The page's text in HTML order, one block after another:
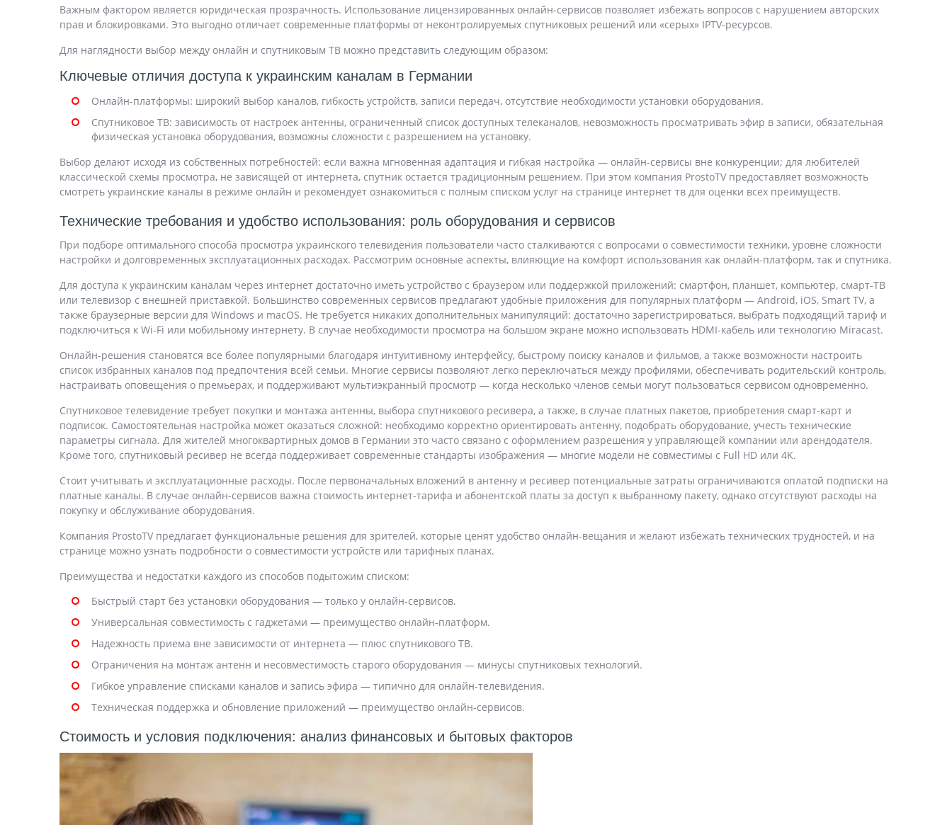
Важным фактором является юридическая прозрачность. Использование лицензированных онлайн-сервисов позволяет избежать вопросов с нарушением авторских
прав и блокировками. Это выгодно отличает современные платформы от неконтролируемых спутниковых решений или «серых» IPTV-ресурсов.
Для наглядности выбор между онлайн и спутниковым ТВ можно представить следующим образом:
Ключевые отличия доступа к украинским каналам в Германии
Онлайн-платформы: широкий выбор каналов, гибкость устройств, записи передач, отсутствие необходимости установки оборудования.
Спутниковое ТВ: зависимость от настроек антенны, ограниченный список доступных телеканалов, невозможность просматривать эфир в записи, обязательная
физическая установка оборудования, возможны сложности с разрешением на установку.
Выбор делают исходя из собственных потребностей: если важна мгновенная адаптация и гибкая настройка — онлайн-сервисы вне конкуренции; для любителей
классической схемы просмотра, не зависящей от интернета, спутник остается традиционным решением. При этом компания ProstoTV предоставляет возможность
смотреть украинские каналы в режиме онлайн и рекомендует ознакомиться с полным списком услуг на странице интернет тв для оценки всех преимуществ.
Технические требования и удобство использования: роль оборудования и сервисов
При подборе оптимального способа просмотра украинского телевидения пользователи часто сталкиваются с вопросами о совместимости техники, уровне сложности
настройки и долговременных эксплуатационных расходах. Рассмотрим основные аспекты, влияющие на комфорт использования как онлайн-платформ, так и спутника.
Для доступа к украинским каналам через интернет достаточно иметь устройство с браузером или поддержкой приложений: смартфон, планшет, компьютер, смарт-ТВ
или телевизор с внешней приставкой. Большинство современных сервисов предлагают удобные приложения для популярных платформ — Android, iOS, Smart TV, а
также браузерные версии для Windows и macOS. Не требуется никаких дополнительных манипуляций: достаточно зарегистрироваться, выбрать подходящий тариф и
подключиться к Wi-Fi или мобильному интернету. В случае необходимости просмотра на большом экране можно использовать HDMI-кабель или технологию Miracast.
Онлайн-решения становятся все более популярными благодаря интуитивному интерфейсу, быстрому поиску каналов и фильмов, а также возможности настроить
список избранных каналов под предпочтения всей семьи. Многие сервисы позволяют легко переключаться между профилями, обеспечивать родительский контроль,
настраивать оповещения о премьерах, и поддерживают мультиэкранный просмотр — когда несколько членов семьи могут пользоваться сервисом одновременно.
Спутниковое телевидение требует покупки и монтажа антенны, выбора спутникового ресивера, а также, в случае платных пакетов, приобретения смарт-карт и
подписок. Самостоятельная настройка может оказаться сложной: необходимо корректно ориентировать антенну, подобрать оборудование, учесть технические
параметры сигнала. Для жителей многоквартирных домов в Германии это часто связано с оформлением разрешения у управляющей компании или арендодателя.
Кроме того, спутниковый ресивер не всегда поддерживает современные стандарты изображения — многие модели не совместимы с Full HD или 4K.
Стоит учитывать и эксплуатационные расходы. После первоначальных вложений в антенну и ресивер потенциальные затраты ограничиваются оплатой подписки на
платные каналы. В случае онлайн-сервисов важна стоимость интернет-тарифа и абонентской платы за доступ к выбранному пакету, однако отсутствуют расходы на
покупку и обслуживание оборудования.
Компания ProstoTV предлагает функциональные решения для зрителей, которые ценят удобство онлайн-вещания и желают избежать технических трудностей, и на
странице можно узнать подробности о совместимости устройств или тарифных планах.
Преимущества и недостатки каждого из способов подытожим списком:
Быстрый старт без установки оборудования — только у онлайн-сервисов.
Универсальная совместимость с гаджетами — преимущество онлайн-платформ.
Надежность приема вне зависимости от интернета — плюс спутникового ТВ.
Ограничения на монтаж антенн и несовместимость старого оборудования — минусы спутниковых технологий.
Гибкое управление списками каналов и запись эфира — типично для онлайн-телевидения.
Техническая поддержка и обновление приложений — преимущество онлайн-сервисов.
Стоимость и условия подключения: анализ финансовых и бытовых факторов